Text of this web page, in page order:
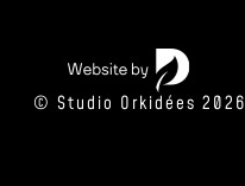
© Studio Orkidées 2026